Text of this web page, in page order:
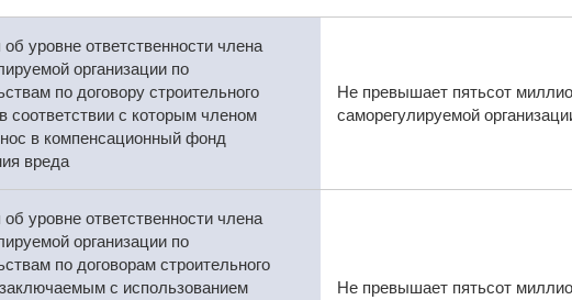
уровне ответственности члена
организации по
по договору строительного
соответствии с которым членом
в компенсационный фонд
вреда
Не превышает пятьсот
саморегулируемой
уровне ответственности члена
организации по
по договорам строительного
с использованием
Не превышает пятьсот